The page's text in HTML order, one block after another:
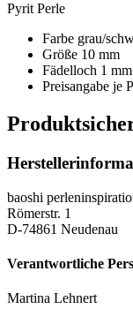
Pyrit Perle
Farbe grau/
Größe 10 mm
Fädelloch 1 mm
Preisangabe je
baoshi
Römerstr. 1
D-74861 Neudenau
Verantwortliche
Martina Lehnert